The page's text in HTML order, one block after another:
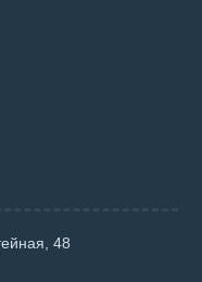
48